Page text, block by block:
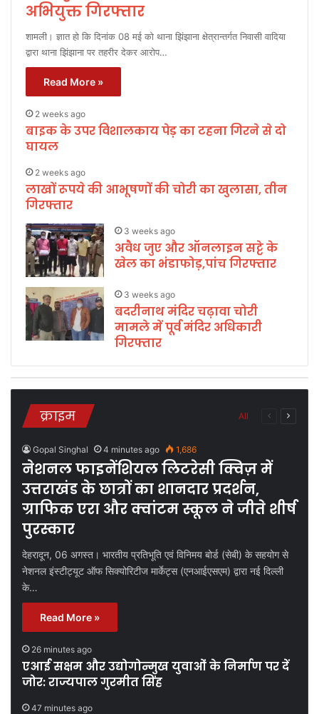
अभियुक्त गिरफ्तार
शामली। ज्ञात हो कि दिनांक 08 मई को थाना झिंझाना क्षेत्रान्तर्गत निवासी वादिया
द्वारा थाना झिंझाना पर तहरीर देकर आरोप…
Read More »
2 weeks ago
बाइक के उपर विशालकाय पेड़ का टहना गिरने से दो
घायल
2 weeks ago
लाखों रूपये की आभूषणों की चोरी का खुलासा, तीन
गिरफ्तार
3 weeks ago
अवैध जुए और ऑनलाइन सट्टे के
खेल का भंडाफोड़,पांच गिरफ्तार
3 weeks ago
बदरीनाथ मंदिर चढ़ावा चोरी
मामले में पूर्व मंदिर अधिकारी
गिरफ्तार
क्राइम All
Previous
Gopal Singhal
4 minutes ago 1,686
नेशनल फाइनेंशियल लिटरेसी क्विज़ में
उत्तराखंड के छात्रों का शानदार प्रदर्शन,
ग्राफिक एरा और क्वांटम स्कूल ने जीते शीर्ष
पुरस्कार
देहरादून, 06 अगस्त। भारतीय प्रतिभूति एवं विनिमय बोर्ड (सेबी) के सहयोग से
नेशनल इंस्टीट्यूट ऑफ सिक्योरिटीज मार्केट्स (एनआईएसएम) द्वारा नई दिल्ली
के…
Read More »
26 minutes ago
एआई सक्षम और उद्योगोन्मुख युवाओं के निर्माण पर दें
जोर: राज्यपाल गुरमीत सिंह
47 minutes ago